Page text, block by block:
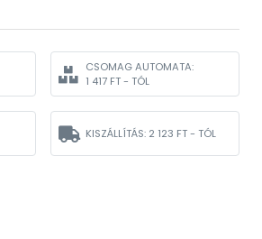
CSOMAG AUTOMATA:
1 417 FT - TÓL
KISZÁLLÍTÁS: 2 123 FT - TÓL